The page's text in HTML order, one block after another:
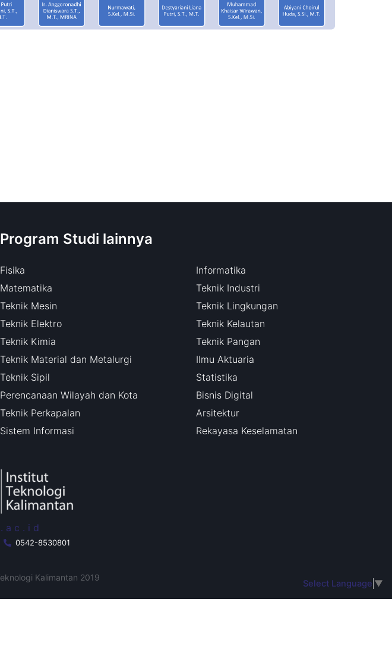
Program Studi lainnya
Fisika
Matematika
Teknik Mesin
Teknik Elektro
Teknik Kimia
Teknik Material dan Metalurgi
Teknik Sipil
Perencanaan Wilayah dan Kota
Teknik Perkapalan
Sistem Informasi
Informatika
Teknik Industri
Teknik Lingkungan
Teknik Kelautan
Teknik Pangan
Ilmu Aktuaria
Statistika
Bisnis Digital
Arsitektur
Rekayasa Keselamatan
0542-8530801
Kalimantan 2019
Select Language ▼